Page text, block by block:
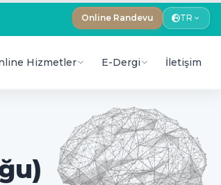
Online Randevu TR
Hizmetler E-Dergi İletişim